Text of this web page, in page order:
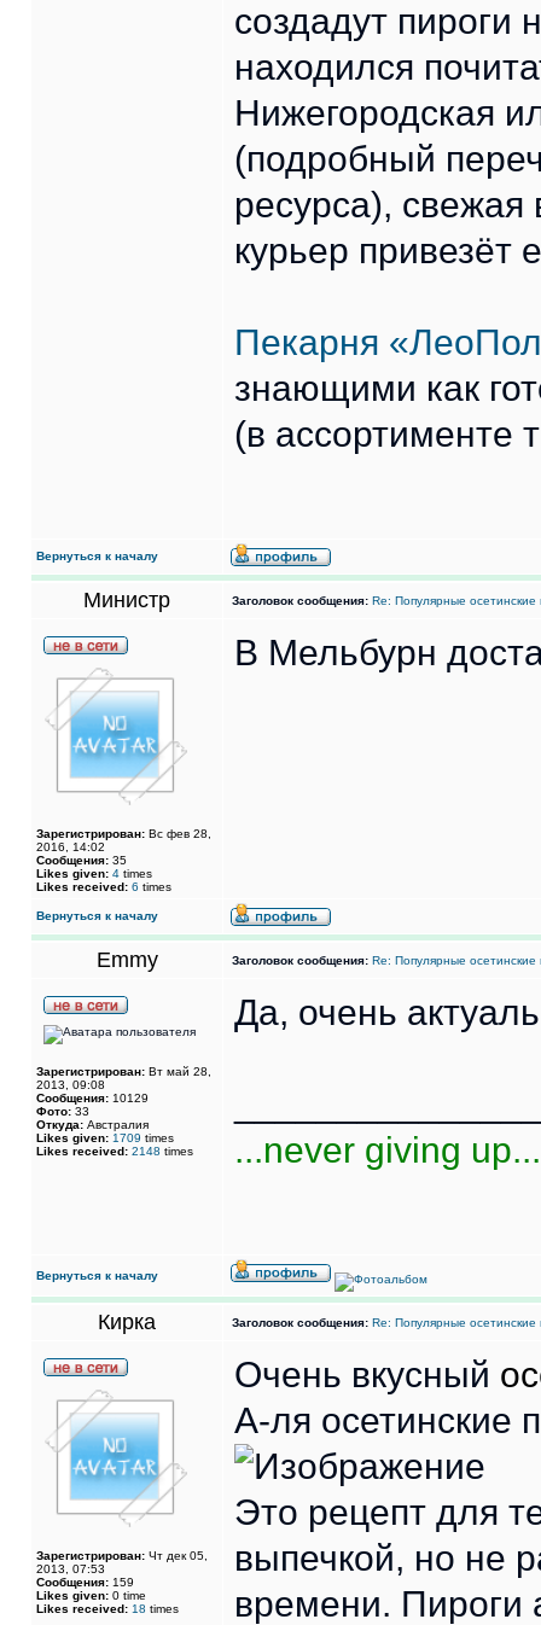
создадут пироги
находился
Нижегородская
(подробный
ресурса), свежая
курьер привезёт
Пекарня
знающими как
(в ассортименте
Вернуться к началу
Министр Заголовок сообщения: Re: Популярные осетинские
Зарегистрирован: Вс фев 28,
2016, 14:02
Сообщения: 35
Likes given: 4 times
Likes received: 6 times
В Мельбурн
Вернуться к началу
Emmy Заголовок сообщения: Re: Популярные осетинские
Зарегистрирован: Вт май 28,
2013, 09:08
Сообщения: 10129
Фото: 33
Откуда: Австралия
Likes given: 1709 times
Likes received: 2148 times
Да, очень
...never giving up...
Вернуться к началу
Кирка Заголовок сообщения: Re: Популярные осетинские
Зарегистрирован: Чт дек 05,
2013, 07:53
Сообщения: 159
Likes given: 0 time
Likes received: 18 times
Очень вкусный
А-ля осетинские
Это рецепт для
выпечкой, но не
времени. Пироги